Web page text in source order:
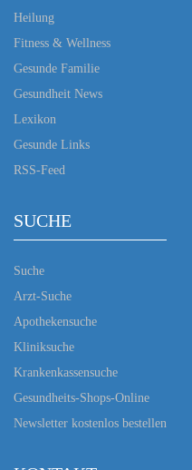
Heilung
Fitness & Wellness
Gesunde Familie
Gesundheit News
Lexikon
Gesunde Links
RSS-Feed
SUCHE
Suche
Arzt-Suche
Apothekensuche
Kliniksuche
Krankenkassensuche
Gesundheits-Shops-Online
Newsletter kostenlos bestellen